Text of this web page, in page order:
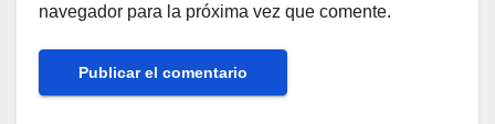
navegador para la próxima vez que comente.